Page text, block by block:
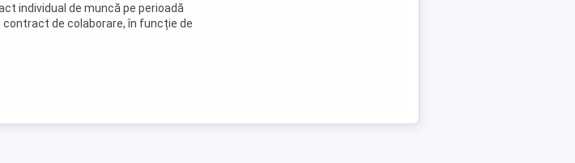
individual de muncă pe perioadă
de colaborare, în funcție de
...